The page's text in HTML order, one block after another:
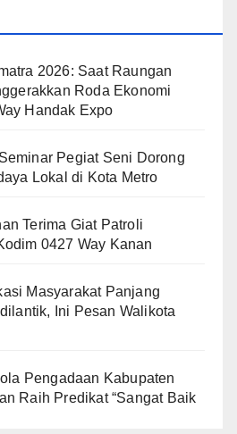
2026: Saat Raungan
Roda Ekonomi
Handak Expo
Pegiat Seni Dorong
Lokal di Kota Metro
Terima Giat Patroli
0427 Way Kanan
Masyarakat Panjang
Ini Pesan Walikota
Pengadaan Kabupaten
Raih Predikat “Sangat Baik